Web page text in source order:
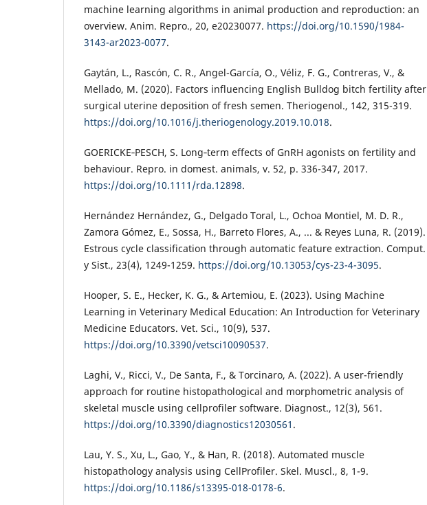
machine learning algorithms in animal production and reproduction: an
overview. Anim. Repro., 20, e20230077. https://doi.org/10.1590/1984-
3143-ar2023-0077.
Gaytán, L., Rascón, C. R., Angel-García, O., Véliz, F. G., Contreras, V., &
Mellado, M. (2020). Factors influencing English Bulldog bitch fertility after
surgical uterine deposition of fresh semen. Theriogenol., 142, 315-319.
https://doi.org/10.1016/j.theriogenology.2019.10.018.
GOERICKE‐PESCH, S. Long‐term effects of GnRH agonists on fertility and
behaviour. Repro. in domest. animals, v. 52, p. 336-347, 2017.
https://doi.org/10.1111/rda.12898.
Hernández Hernández, G., Delgado Toral, L., Ochoa Montiel, M. D. R.,
Zamora Gómez, E., Sossa, H., Barreto Flores, A., ... & Reyes Luna, R. (2019).
Estrous cycle classification through automatic feature extraction. Comput.
y Sist., 23(4), 1249-1259. https://doi.org/10.13053/cys-23-4-3095.
Hooper, S. E., Hecker, K. G., & Artemiou, E. (2023). Using Machine
Learning in Veterinary Medical Education: An Introduction for Veterinary
Medicine Educators. Vet. Sci., 10(9), 537.
https://doi.org/10.3390/vetsci10090537.
Laghi, V., Ricci, V., De Santa, F., & Torcinaro, A. (2022). A user-friendly
approach for routine histopathological and morphometric analysis of
skeletal muscle using cellprofiler software. Diagnost., 12(3), 561.
https://doi.org/10.3390/diagnostics12030561 .
Lau, Y. S., Xu, L., Gao, Y., & Han, R. (2018). Automated muscle
histopathology analysis using CellProfiler. Skel. Muscl., 8, 1-9.
https://doi.org/10.1186/s13395-018-0178-6.